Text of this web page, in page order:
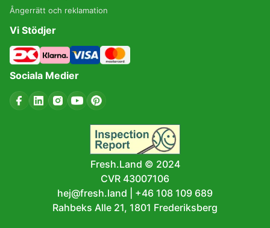
Ångerrätt och reklamation
Vi Stödjer
Sociala Medier
Fresh.Land © 2024
CVR 43007106
hej@fresh.land
+46 108 109 689
Rahbeks Alle 21, 1801 Frederiksberg